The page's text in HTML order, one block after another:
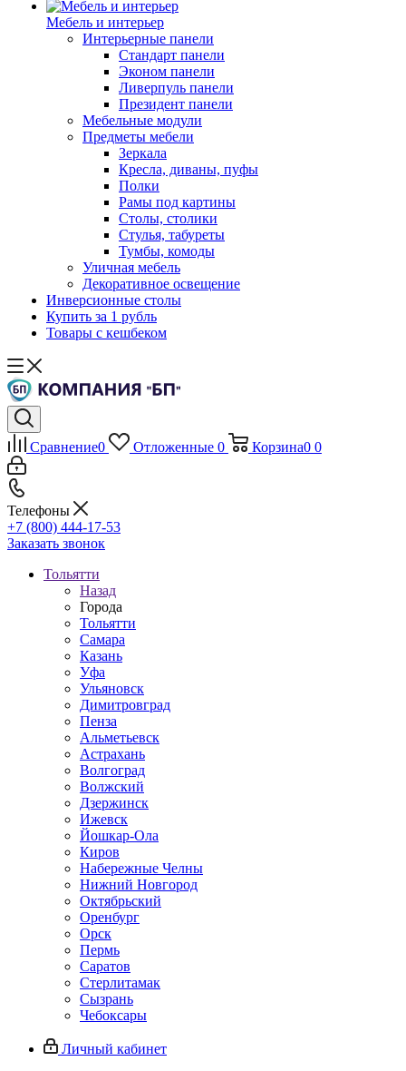
Мебель и интерьер
Интерьерные панели
Стандарт панели
Эконом панели
Ливерпуль панели
Президент панели
Мебельные модули
Предметы мебели
Зеркала
Кресла, диваны, пуфы
Полки
Рамы под картины
Столы, столики
Стулья, табуреты
Тумбы, комоды
Уличная мебель
Декоративное освещение
Инверсионные столы
Купить за 1 рубль
Товары с кешбеком
Сравнение0 Отложенные 0 Корзина0 0
Телефоны
+7 (800) 444-17-53
Заказать звонок
Тольятти
Назад
Города
Тольятти
Самара
Казань
Уфа
Ульяновск
Димитровград
Пенза
Альметьевск
Астрахань
Волгоград
Волжский
Дзержинск
Ижевск
Йошкар-Ола
Киров
Набережные Челны
Нижний Новгород
Октябрьский
Оренбург
Орск
Пермь
Саратов
Стерлитамак
Сызрань
Чебоксары
Личный кабинет